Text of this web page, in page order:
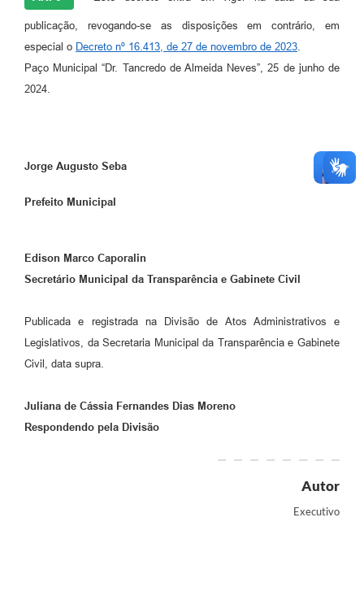
publicação, revogando-se as disposições em contrário, em
especial o Decreto nº 16.413, de 27 de novembro de 2023
Paço Municipal “Dr. Tancredo de Almeida Neves”, 25 de junho de
2024.
Jorge Augusto Seba
Prefeito Municipal
Edison Marco Caporalin
Secretário Municipal da Transparência e Gabinete Civil
Publicada e registrada na Divisão de Atos Administrativos e
Legislativos, da Secretaria Municipal da Transparência e Gabinete
Civil, data supra.
Juliana de Cássia Fernandes Dias Moreno
Respondendo pela Divisão
Autor
Executivo